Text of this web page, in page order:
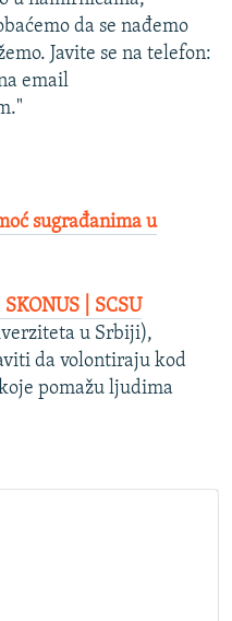
da se nađemo
Javite se na telefon:
email
sugrađanima u
| SCSU
u Srbiji),
da volontiraju kod
pomažu ljudima